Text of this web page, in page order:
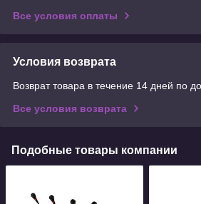
Все условия оплаты
Условия возврата
Возврат товара в течение 14 дней по
Все условия возврата
Подобные товары компании